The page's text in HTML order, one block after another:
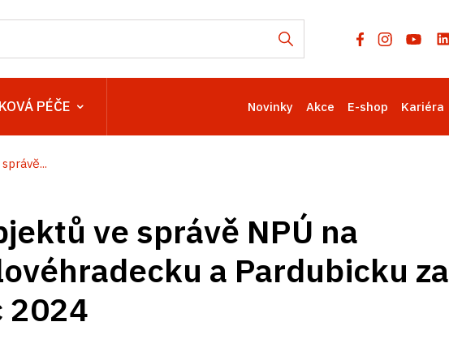
PÉČE Novinky Akce E-shop Kariéra
ve správě NPÚ na
a Pardubicku za
2024